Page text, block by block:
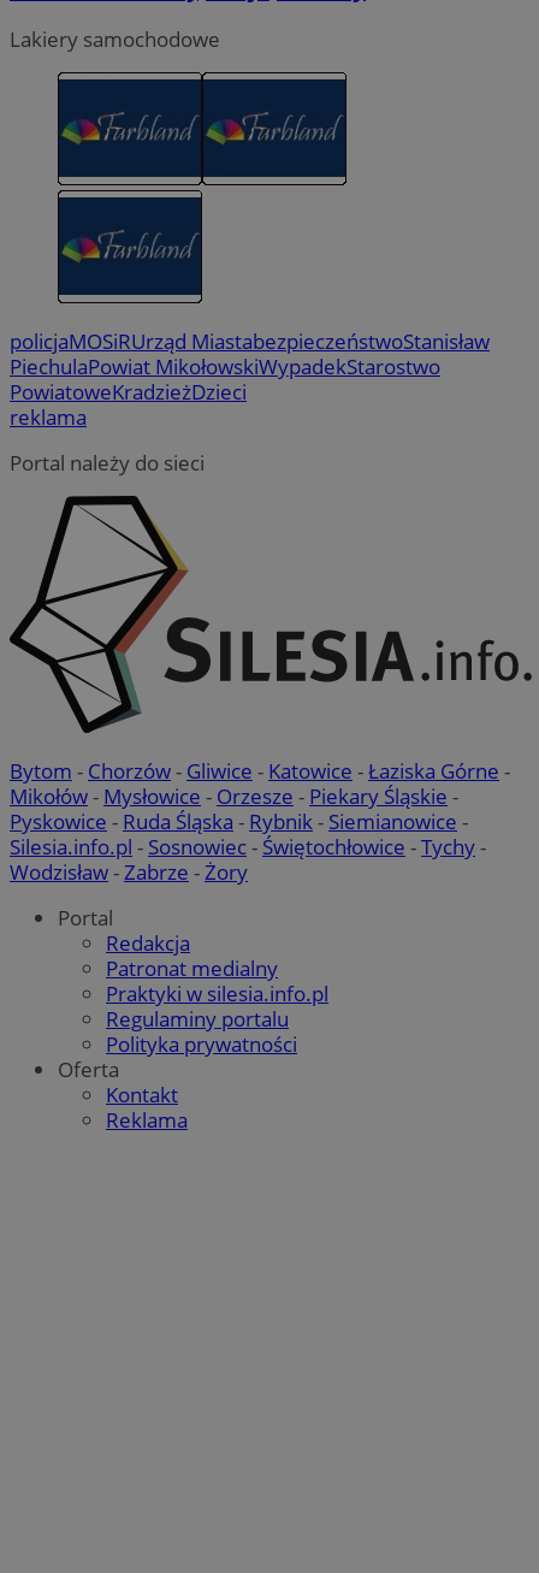
Lakiery samochodowe
policjaMOSiRUrząd MiastabezpieczeństwoStanisław
PiechulaPowiat MikołowskiWypadekStarostwo
PowiatoweKradzieżDzieci
reklama
Portal należy do sieci
Bytom - Chorzów- Gliwice - Katowice -Łaziska Górne -
Mikołów- Mysłowice - Orzesze - Piekary Śląskie -
Pyskowice - Ruda Śląska - Rybnik- Siemianowice -
Silesia.info.pl - Sosnowiec- Świętochłowice -Tychy-
Wodzisław-Zabrze -Żory
Portal
Redakcja
Patronat medialny
Praktyki w silesia.info.pl
Regulaminy portalu
Polityka prywatności
Oferta
Kontakt
Reklama